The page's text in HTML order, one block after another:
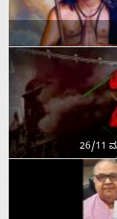
26/11